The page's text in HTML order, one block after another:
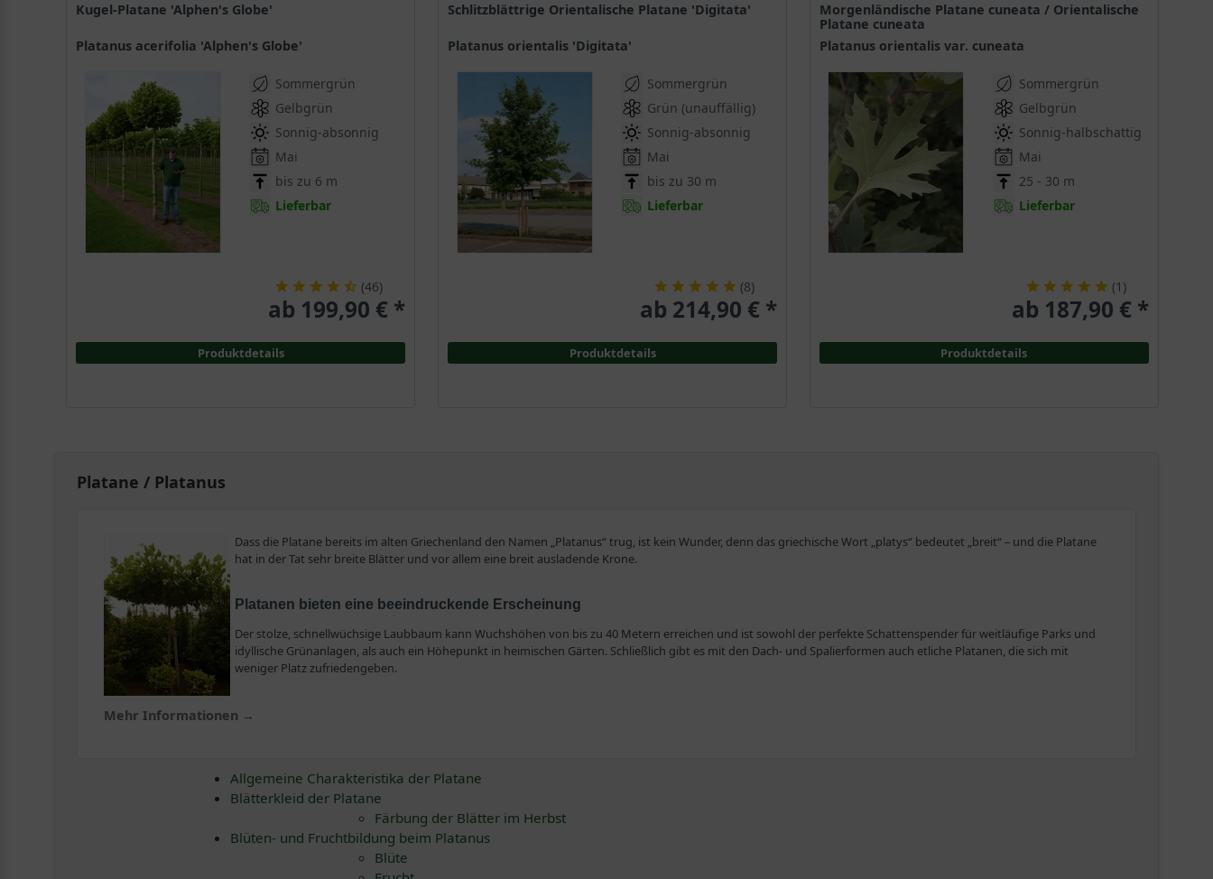
Morgenländische Platane cuneata / Orientalische
Platane cuneata
Platanus orientalis var. cuneata
Sommergrün
Gelbgrün
Sonnig-halbschattig
Mai
25 - 30 m
Lieferbar
(1 )
ab 187,90 € *
Produktdetails
Schlitzblättrige Orientalische Platane 'Digitata'
Platanus orientalis 'Digitata'
Sommergrün
Grün (unauffällig)
Sonnig-absonnig
Mai
bis zu 30 m
Lieferbar
(8)
ab 214,90 € *
Produktdetails
Kugel-Platane 'Alphen's Globe'
Platanus acerifolia 'Alphen's Globe'
Sommergrün
Gelbgrün
Sonnig-absonnig
Mai
bis zu 6 m
Lieferbar
(46)
ab 199,90 € *
Produktdetails
Platane / Platanus
Dass die Platane bereits im alten Griechenland den Namen „Platanus“ trug, ist kein Wunder, denn das griechische Wort „platys“ bedeutet „breit“ – und die Platane
hat in der Tat sehr breite Blätter und vor allem eine breit ausladende Krone.
Platanen bieten eine beeindruckende Erscheinung
Der stolze, schnellwüchsige Laubbaum kann Wuchshöhen von bis zu 40 Metern erreichen und ist sowohl der perfekte Schattenspender für weitläufige Parks und
idyllische Grünanlagen, als auch ein Höhepunkt in heimischen Gärten. Schließlich gibt es mit den Dach- und Spalierformen auch etliche Platanen, die sich mit
weniger Platz zufriedengeben.
Sehr anpassungsfähig – ideal für sonnige und warme Standorte
ausgesprochen zierend sind und oftmals erst im Frühling vom Baum fallen.
Gut zu wissen – Platanen regelmäßig in Trockenzeiten gießen
Damit Sie möglichst lange Freude an Ihrer Platane haben, sollten Sie den noch jungen Baum während trockener Phasen regelmäßig gießen und sie gelegentlich mit Kompost oder Mulch
verwöhnen. Die beste Pflanzzeit sind die Frühlingsmonate.
Mehr Informationen →
Allgemeine Charakteristika der Platane
Blätterkleid der Platane
Färbung der Blätter im Herbst
Blüten- und Fruchtbildung beim Platanus
Blüte